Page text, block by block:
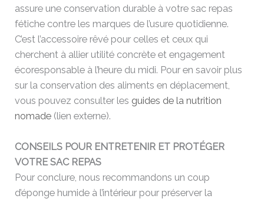
assure une conservation durable à votre sac repas
fétiche contre les marques de l’usure quotidienne.
C’est l’accessoire rêvé pour celles et ceux qui
cherchent à allier utilité concrète et engagement
écoresponsable à l’heure du midi. Pour en savoir plus
sur la conservation des aliments en déplacement,
vous pouvez consulter les guides de la nutrition
nomade (lien externe).
CONSEILS POUR ENTRETENIR ET PROTÉGER
VOTRE SAC REPAS
Pour conclure, nous recommandons un coup
d’éponge humide à l’intérieur pour préserver la